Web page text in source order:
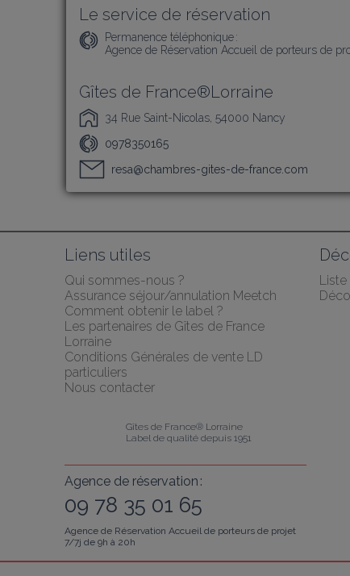
Le service de réservation
Permanence téléphonique :
Agence de Réservation Accueil de porteurs de
Gîtes de France®Lorraine
34 Rue Saint-Nicolas, 54000 Nancy
0978350165
resa@chambres-gites-de-france.com
Liens utiles
Qui sommes-nous ?
Assurance séjour/annulation Meetch
Comment obtenir le label ?
Les partenaires de Gîtes de France
Lorraine
Conditions Générales de vente LD
particuliers
Nous contacter
Gîtes de France® Lorraine
Label de qualité depuis 1951
Agence de réservation :
09 78 35 01 65
Agence de Réservation Accueil de porteurs de projet
7/7j de 9h à 20h